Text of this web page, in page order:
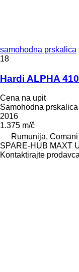
samohodna prskalica
18
Hardi ALPHA
Cena na upit
Samohodna prskalica
2016
1.375 m/č
Rumunija, Comani
SPARE-HUB MAXT
Kontaktirajte prodavca